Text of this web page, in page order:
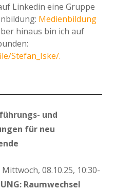
Linkedin eine Gruppe
Medienbildung
hinaus bin ich auf
Stefan_Iske/.
und
für neu
Mittwoch, 08.10.25, 10:30-
Raumwechsel